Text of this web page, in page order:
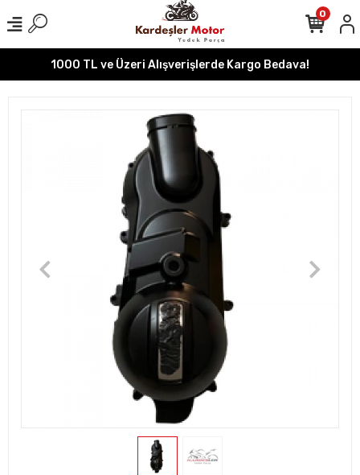
1000 TL ve Üzeri Alışverişlerde Kargo Bedava!
0